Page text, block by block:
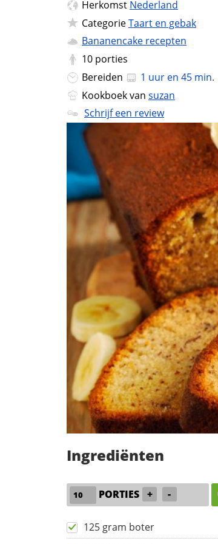
Herkomst Nederland
CategorieTaart en gebak
Bananencake recepten
10 porties
Bereiden
1 uur en 45 min.
Kookboek van suzan
Schrijf een review
Ingrediënten
PORTIES + -
125 gram boter